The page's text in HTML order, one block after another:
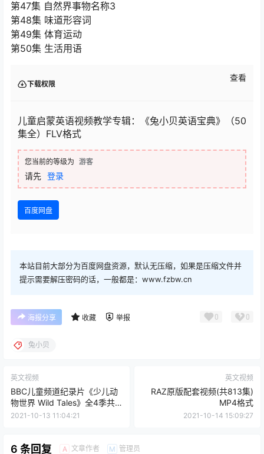
第47集 自然界事物名称3
第48集 味道形容词
第49集 体育运动
第50集 生活用语
下载权限
查看
儿童启蒙英语视频教学专辑：《兔小贝英语宝典》（50
集全）FLV格式
您当前的等级为 游客
请先 登录
百度网盘
本站目前大部分为百度网盘资源，默认无压缩，如果是压缩文件并
提示需要解压密码的话，一般都是：www.fzbw.cn
海报分享 收藏 举报 0 0
兔小贝
英文视频
BBC儿童频道纪录片《少儿动
物世界 Wild Tales》全4季共
20集 AVI格式
2021-10-13 11:04:21
英文视频
RAZ原版配套视频(共813集)
MP4格式
2021-10-14 15:09:27
6 条回复 A 文章作者 M 管理员